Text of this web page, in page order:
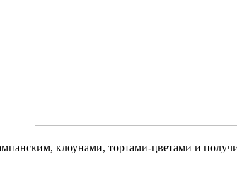
клоунами, тортами-цветами и